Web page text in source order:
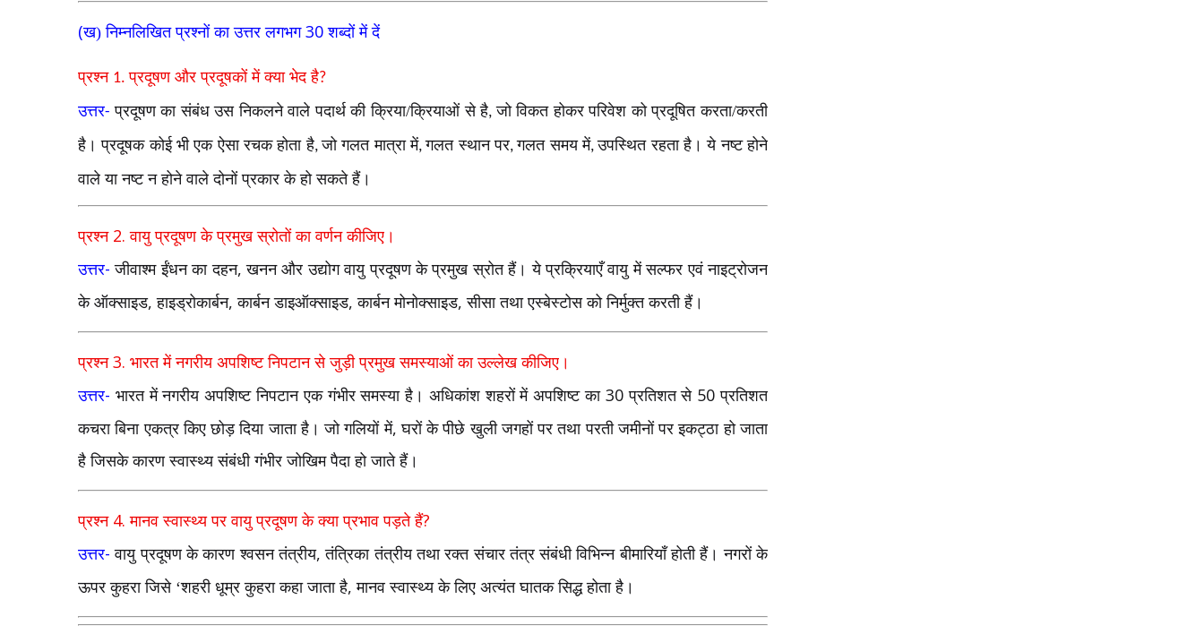
(ख) निम्नलिखित प्रश्नों का उत्तर लगभग 30शब्दों में दें
प्रश्न 1.प्रदूषण और प्रदूषकों में क्या भेद है?
उत्तर- प्रदूषण का संबंध उस निकलने वाले पदार्थ की क्रिया/क्रियाओं से है,जो विकत होकर परिवेश को प्रदूषित करता/करती
है। प्रदूषक कोई भी एक ऐसा रचक होता है,जो गलत मात्रा में,गलत स्थान पर,गलत समय में,उपस्थित रहता है। ये नष्ट होने
वाले या नष्ट न होने वाले दोनों प्रकार के हो सकते हैं।
प्रश्न 2.वायु प्रदूषण के प्रमुख स्रोतों का वर्णन कीजिए।
उत्तर- जीवाश्म ईंधन का दहन,खनन और उद्योग वायु प्रदूषण के प्रमुख स्रोत हैं। ये प्रक्रियाएँ वायु में सल्फर एवं नाइट्रोजन
के ऑक्साइड,हाइड्रोकार्बन,कार्बन डाइऑक्साइड,कार्बन मोनोक्साइड,सीसा तथा एस्बेस्टोस को निर्मुक्त करती हैं।
प्रश्न 3. भारत में नगरीय अपशिष्ट निपटान से जुड़ी प्रमुख समस्याओं का उल्लेख कीजिए।
उत्तर- भारत में नगरीय अपशिष्ट निपटान एक गंभीर समस्या है। अधिकांश शहरों में अपशिष्ट का 30प्रतिशत से 50प्रतिशत
कचरा बिना एकत्र किए छोड़ दिया जाता है। जो गलियों में,घरों के पीछे खुली जगहों पर तथा परती जमीनों पर इकट्ठा हो जाता
है जिसके कारण स्वास्थ्य संबंधी गंभीर जोखिम पैदा हो जाते हैं।
प्रश्न 4.मानव स्वास्थ्य पर वायु प्रदूषण के क्या प्रभाव पड़ते हैं?
उत्तर- वायु प्रदूषण के कारण श्वसन तंत्रीय,तंत्रिका तंत्रीय तथा रक्त संचार तंत्र संबंधी विभिन्न बीमारियाँ होती हैं। नगरों के
ऊपर कुहरा जिसे ‘शहरी धूम्र कुहरा कहा जाता है,मानव स्वास्थ्य के लिए अत्यंत घातक सिद्ध होता है।